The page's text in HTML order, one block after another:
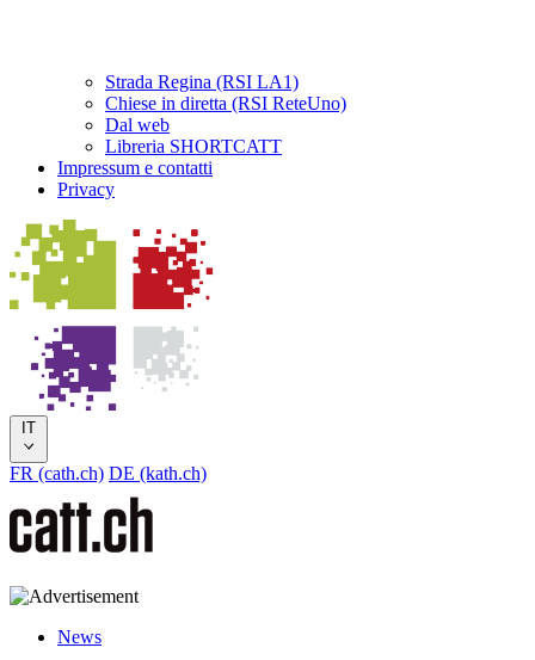
Strada Regina (RSI LA1)
Chiese in diretta (RSI ReteUno)
Dal web
Libreria SHORTCATT
Impressum e contatti
Privacy
IT
FR (cath.ch) DE (kath.ch)
News